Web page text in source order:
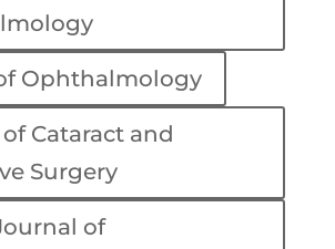
Ophthalmology
Cataract and
Surgery
of